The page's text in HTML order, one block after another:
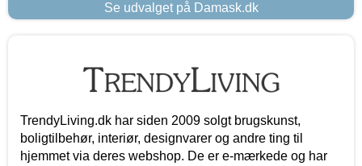
Se udvalget på Damask.dk
TrendyLiving.dk har siden 2009 solgt brugskunst,
boligtilbehør, interiør, designvarer og andre ting til
hjemmet via deres webshop. De er e-mærkede og har